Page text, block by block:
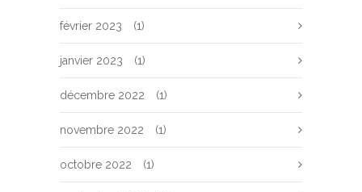
février 2023 (1)
janvier 2023 (1)
décembre 2022 (1)
novembre 2022 (1)
octobre 2022 (1)